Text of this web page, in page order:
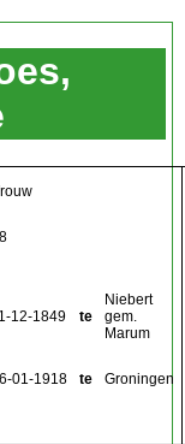
12-1849 te
Niebert
gem.
Marum
01-1918 te Groningen